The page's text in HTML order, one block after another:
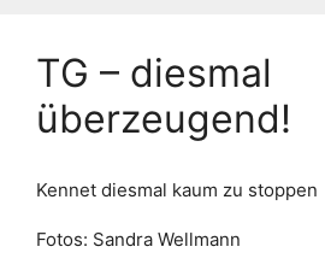
TG – diesmal
überzeugend!
Kennet diesmal kaum zu stoppen
Fotos: Sandra Wellmann